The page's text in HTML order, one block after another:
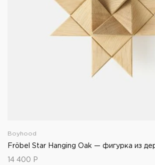
Boyhood
Fröbel Star Hanging Oak — фигурка из
14 400 Р